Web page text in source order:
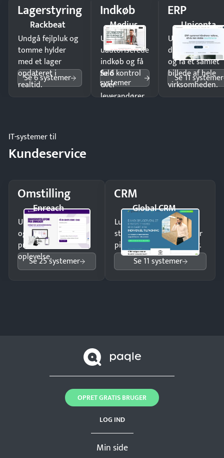
Lagerstyring
Rackbeat
Undgå fejlpluk og
tomme hylder
med et lager
opdateret i
realtid.
Se 6 systemer
Indkøb
Medius
Undgå
uautoriserede
indkøb og få
fuld kontrol
over
leverandører
Se 6
systemer
ERP
Uniconta
Undgå
og få ét samlet
billede af hele
virksomheden.
Se 11 systemer
IT-systemer til
Kundeservice
Omstilling
Enreach
Undgå tabte opkald
og giv kunderne en
professionel
oplevelse.
Se 25 systemer
CRM
Global CRM
Luk flere salg med et
struktureret overblik over
pipeline og opfølgninger.
Se 11 systemer
Min side
LOG IND
OPRET GRATIS BRUGER